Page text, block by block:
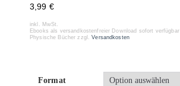
3,99 €
inkl. MwSt.
Ebooks als versandkostenfreier Download sofort verfügbar
Physische Bücher zzgl.Versandkosten
Format